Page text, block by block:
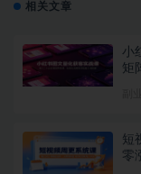
相关文章
小
矩
短
零